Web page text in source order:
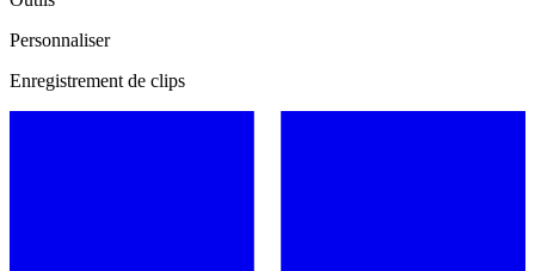
Personnaliser
Enregistrement de clips